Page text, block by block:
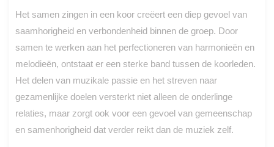
Het samen zingen in een koor creëert een diep gevoel van
saamhorigheid en verbondenheid binnen de groep. Door
samen te werken aan het perfectioneren van harmonieën en
melodieën, ontstaat er een sterke band tussen de koorleden.
Het delen van muzikale passie en het streven naar
gezamenlijke doelen versterkt niet alleen de onderlinge
relaties, maar zorgt ook voor een gevoel van gemeenschap
en samenhorigheid dat verder reikt dan de muziek zelf.